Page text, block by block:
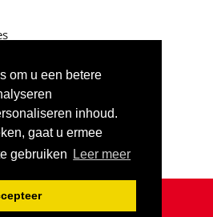
om u een betere
inhoud.
gaat u ermee
gebruiken
Leer meer